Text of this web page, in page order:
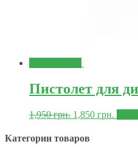
Пистолет для
1,950грн. 1,850 грн.
Категории товаров